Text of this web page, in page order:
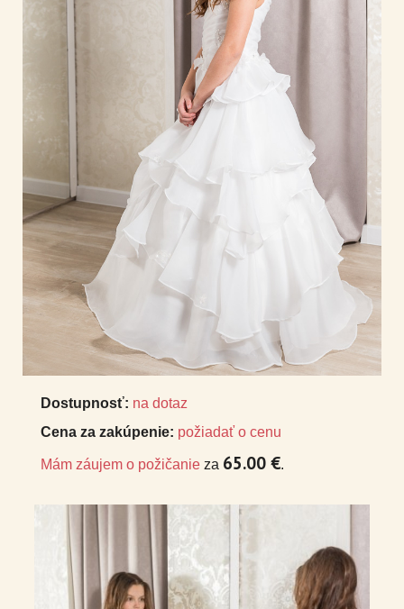
Dostupnosť: na dotaz
Cena za zakúpenie: požiadať o cenu
Mám záujem o požičanie za 65.00 €.